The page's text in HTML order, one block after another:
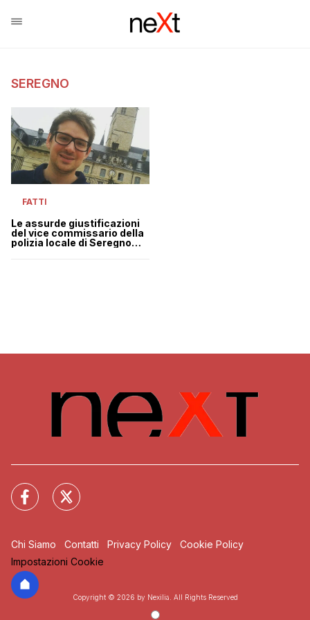
SEREGNO
FATTI
Le assurde giustificazioni
del vice commissario della
polizia locale di Seregno
Chi Siamo Contatti Privacy Policy
Cookie Policy
Impostazioni Cookie
Copyright © 2026 by Nexilia. All Rights Reserved